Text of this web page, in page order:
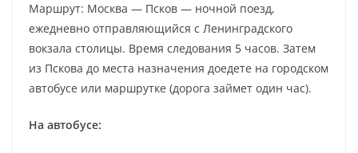
Маршрут: Москва — Псков — ночной поезд,
ежедневно отправляющийся с Ленинградского
вокзала столицы. Время следования 5 часов. Затем
из Пскова до места назначения доедете на городском
автобусе или маршрутке (дорога займет один час).
На автобусе: